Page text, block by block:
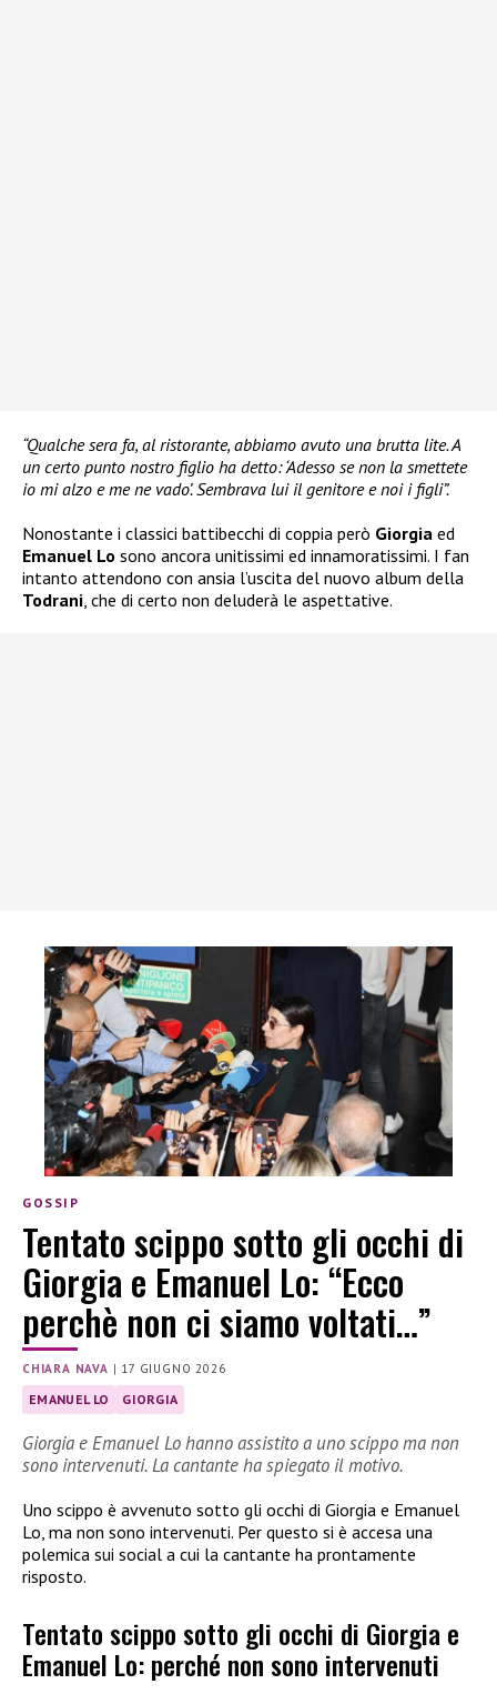
“Qualche sera fa, al ristorante, abbiamo avuto una brutta lite. A
un certo punto nostro figlio ha detto: ‘Adesso se non la smettete
io mi alzo e me ne vado’. Sembrava lui il genitore e noi i figli”.
Nonostante i classici battibecchi di coppia però Giorgia ed
Emanuel Lo sono ancora unitissimi ed innamoratissimi. I fan
intanto attendono con ansia l’uscita del nuovo album della
Todrani, che di certo non deluderà le aspettative.
GOSSIP
Tentato scippo sotto gli occhi di
Giorgia e Emanuel Lo: “Ecco
perchè non ci siamo voltati…”
CHIARA NAVA | 17 GIUGNO 2026
EMANUEL LO GIORGIA
Giorgia e Emanuel Lo hanno assistito a uno scippo ma non
sono intervenuti. La cantante ha spiegato il motivo.
Uno scippo è avvenuto sotto gli occhi di Giorgia e Emanuel
Lo, ma non sono intervenuti. Per questo si è accesa una
polemica sui social a cui la cantante ha prontamente
risposto.
Tentato scippo sotto gli occhi di Giorgia e
Emanuel Lo: perché non sono intervenuti